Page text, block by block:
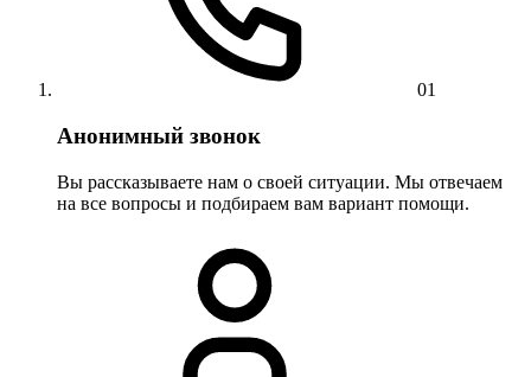
01
Анонимный звонок
Вы рассказываете нам о своей ситуации. Мы отвечаем
на все вопросы и подбираем вам вариант помощи.